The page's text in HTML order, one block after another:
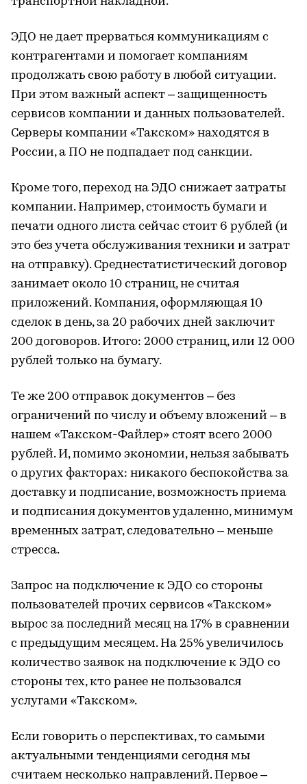
ЭДО не дает прерваться коммуникациям с
контрагентами и помогает компаниям
продолжать свою работу в любой ситуации.
При этом важный аспект – защищенность
сервисов компании и данных пользователей.
Серверы компании «Такском» находятся в
России, а ПО не подпадает под санкции.
Кроме того, переход на ЭДО снижает затраты
компании. Например, стоимость бумаги и
печати одного листа сейчас стоит 6 рублей (и
это без учета обслуживания техники и затрат
на отправку). Среднестатистический договор
занимает около 10 страниц, не считая
приложений. Компания, оформляющая 10
сделок в день, за 20 рабочих дней заключит
200 договоров. Итого: 2000 страниц, или 12 000
рублей только на бумагу.
Те же 200 отправок документов – без
ограничений по числу и объему вложений – в
нашем «Такском-Файлер» стоят всего 2000
рублей. И, помимо экономии, нельзя забывать
о других факторах: никакого беспокойства за
доставку и подписание, возможность приема
и подписания документов удаленно, минимум
временных затрат, следовательно – меньше
стресса.
Запрос на подключение к ЭДО со стороны
пользователей прочих сервисов «Такском»
вырос за последний месяц на 17% в сравнении
с предыдущим месяцем. На 25% увеличилось
количество заявок на подключение к ЭДО со
стороны тех, кто ранее не пользовался
услугами «Такском».
Если говорить о перспективах, то самыми
актуальными тенденциями сегодня мы
считаем несколько направлений. Первое –